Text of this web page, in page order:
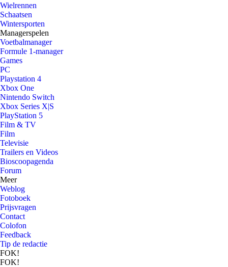
Wielrennen
Schaatsen
Wintersporten
Managerspelen
Voetbalmanager
Formule 1-manager
Games
PC
Playstation 4
Xbox One
Nintendo Switch
Xbox Series X|S
PlayStation 5
Film & TV
Film
Televisie
Trailers en Videos
Bioscoopagenda
Forum
Meer
Weblog
Fotoboek
Prijsvragen
Contact
Colofon
Feedback
Tip de redactie
FOK!
FOK!